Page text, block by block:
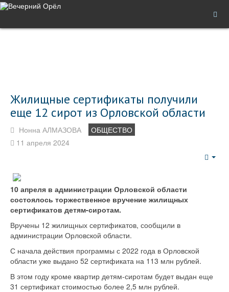
Жилищные сертификаты получили
еще 12 сирот из Орловской области
Нонна АЛМАЗОВА
ОБЩЕСТВО
11 апреля 2024
10 апреля в администрации Орловской области
состоялось торжественное вручение жилищных
сертификатов детям-сиротам.
Вручены 12 жилищных сертификатов, сообщили в
администрации Орловской области.
С начала действия программы с 2022 года в Орловской
области уже выдано 52 сертификата на 113 млн рублей.
В этом году кроме квартир детям-сиротам будет выдан еще
31 сертификат стоимостью более 2,5 млн рублей.